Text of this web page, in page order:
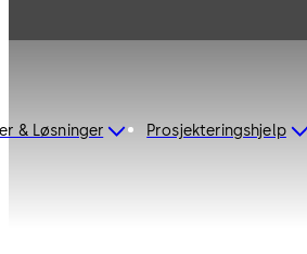
& Løsninger Prosjekteringshjelp